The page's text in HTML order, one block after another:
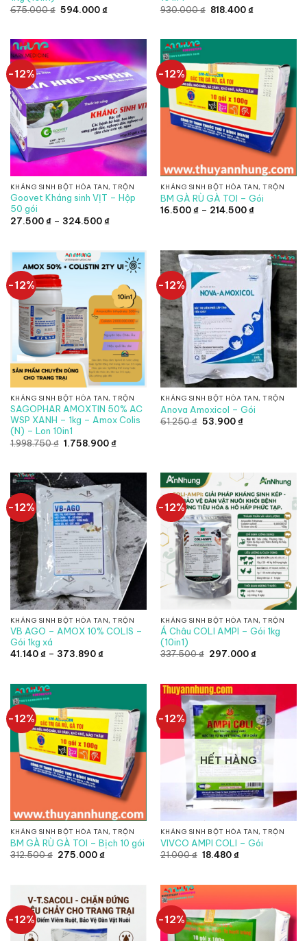
675.000₫ Giá
594.000₫Giá
594.000 ₫.
930.000₫ Giá
818.400₫Giá
818.400 ₫.
-12%
KHÁNG SINH BỘT HÒA TAN, TRỘN
Goovet Kháng sinh VỊT – Hộp
50 gói
27.500₫ – 324.500₫Khoảng
giá:
đến
324.500 ₫
-12%
KHÁNG SINH BỘT HÒA TAN, TRỘN
BM GÀ RÙ GÀ TOI – Gói
16.500₫ – 214.500₫Khoảng
214.500 ₫
-12%
KHÁNG SINH BỘT HÒA TAN, TRỘN
SAGOPHAR AMOXTIN 50% AC
WSP XANH – 1kg – Amox Colis
(N) – Lon 10in1
1.998.750₫ Giá
gốc
1.758.900₫Giá
hiện
1.758.900 ₫.
-12%
KHÁNG SINH BỘT HÒA TAN, TRỘN
Anova Amoxicol – Gói
61.250₫ Giá
53.900₫Giá
-12%
KHÁNG SINH BỘT HÒA TAN, TRỘN
VB AGO – AMOX 10% COLIS –
Gói 1kg xá
41.140₫ – 373.890₫Khoảng
đến
-12%
KHÁNG SINH BỘT HÒA TAN, TRỘN
Á Châu COLI AMPI – Gói 1kg
(10in1)
337.500₫ Giá
297.000₫Giá
297.000 ₫.
-12%
KHÁNG SINH BỘT HÒA TAN, TRỘN
BM GÀ RÙ GÀ TOI – Bịch 10 gói
312.500₫ Giá
275.000₫Giá
-12%
HẾT HÀNG
KHÁNG SINH BỘT HÒA TAN, TRỘN
VIVCO AMPI COLI – Gói
21.000₫ Giá
18.480₫Giá
18.480 ₫.
-12% -12%